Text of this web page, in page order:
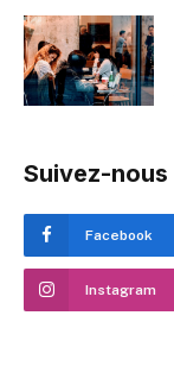
Suivez-nous
Facebook
Instagram